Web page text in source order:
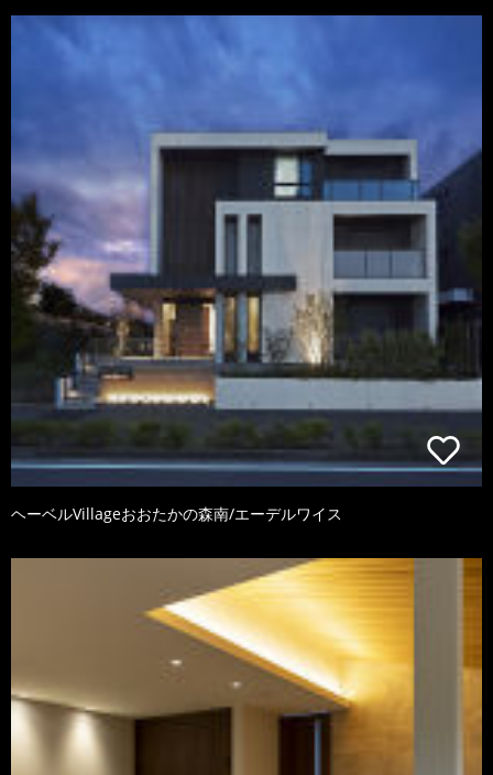
ヘーベルVillageおおたかの森南/エーデルワイス